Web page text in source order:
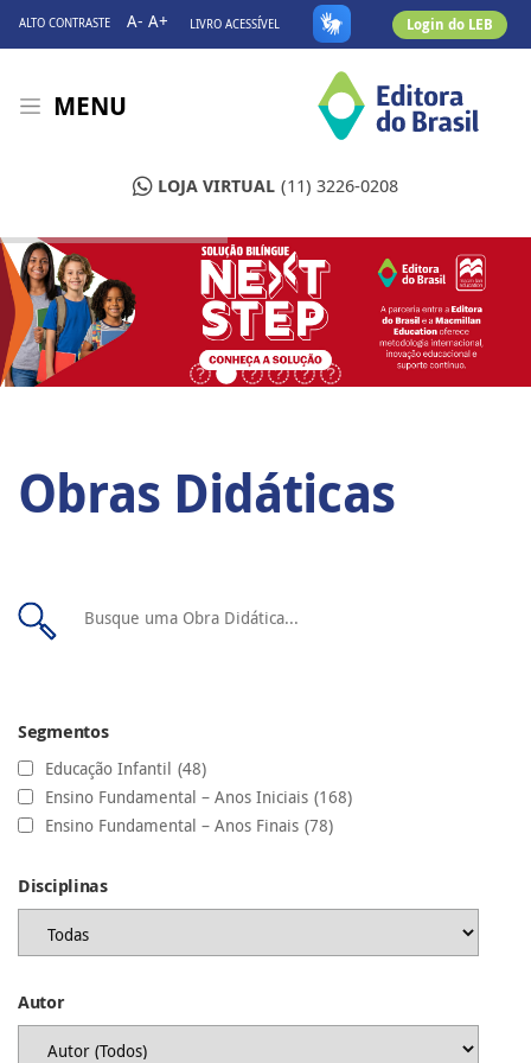
ALTO CONTRASTE A- A+ LIVRO ACESSÍVEL Login do LEB
MENU
LOJA VIRTUAL (11) 3226-0208
Obras Didáticas
Segmentos
Educação Infantil (48)
Ensino Fundamental – Anos Iniciais (168)
Ensino Fundamental – Anos Finais (78)
Disciplinas
Autor